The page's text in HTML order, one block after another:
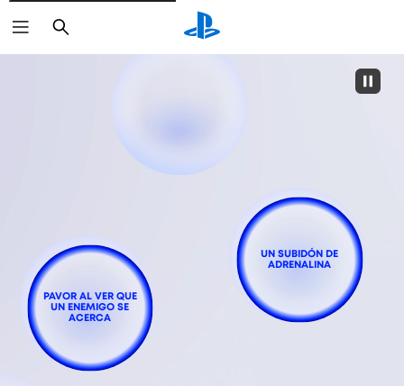
Buscar
PAVOR AL VER QUE
UN ENEMIGO SE
ACERCA
UN SUBIDÓN DE
ADRENALINA